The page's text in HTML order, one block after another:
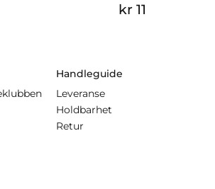
kr 11
Handleguide
Leveranse
Holdbarhet
Retur